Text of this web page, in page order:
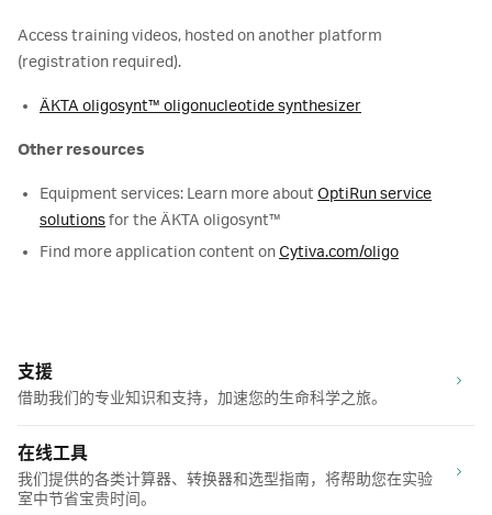
Access training videos, hosted on another platform
(registration required).
ÄKTA oligosynt™ oligonucleotide synthesizer
Other resources
Equipment services: Learn more about OptiRun service
solutionsfor the ÄKTA oligosynt™
Find more application content on Cytiva.com/oligo
支援
借助我们的专业知识和支持，加速您的生命科学之旅。
在线工具
我们提供的各类计算器、转换器和选型指南，将帮助您在实验
室中节省宝贵时间。